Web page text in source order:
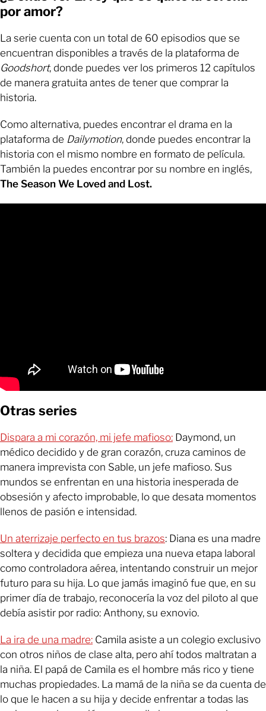
por amor?
La serie cuenta con un total de 60 episodios que se
encuentran disponibles a través de la plataforma de
Goodshort, donde puedes ver los primeros 12 capítulos
de manera gratuita antes de tener que comprar la
historia.
Como alternativa, puedes encontrar el drama en la
plataforma de Dailymotion, donde puedes encontrar la
historia con el mismo nombre en formato de película.
También la puedes encontrar por su nombre en inglés,
The Season We Loved and Lost.
Otras series
Dispara a mi corazón, mi jefe mafioso: Daymond, un
médico decidido y de gran corazón, cruza caminos de
manera imprevista con Sable, un jefe mafioso. Sus
mundos se enfrentan en una historia inesperada de
obsesión y afecto improbable, lo que desata momentos
llenos de pasión e intensidad.
Un aterrizaje perfecto en tus brazos: Diana es una madre
soltera y decidida que empieza una nueva etapa laboral
como controladora aérea, intentando construir un mejor
futuro para su hija. Lo que jamás imaginó fue que, en su
primer día de trabajo, reconocería la voz del piloto al que
debía asistir por radio: Anthony, su exnovio.
La ira de una madre: Camila asiste a un colegio exclusivo
con otros niños de clase alta, pero ahí todos maltratan a
la niña. El papá de Camila es el hombre más rico y tiene
muchas propiedades. La mamá de la niña se da cuenta de
lo que le hacen a su hija y decide enfrentar a todas las